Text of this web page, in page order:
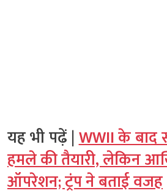
यह भी पढ़ें |WWII के बाद
हमले की तैयारी, लेकिन
ऑपरेशन; ट्रंप ने बताई वजह